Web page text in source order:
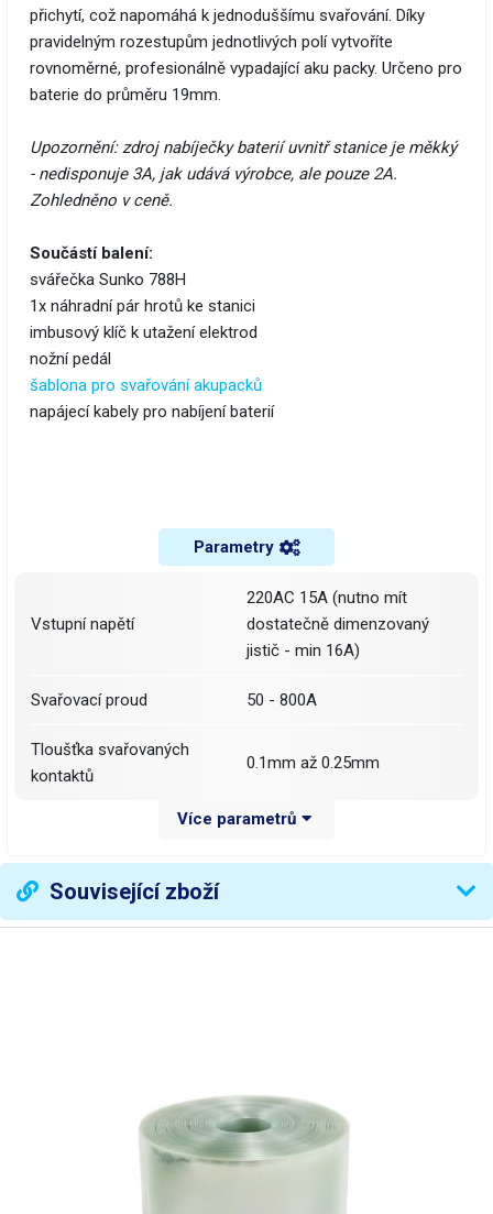
přichytí, což napomáhá k jednoduššímu svařování. Díky
pravidelným rozestupům jednotlivých polí vytvoříte
rovnoměrné, profesionálně vypadající aku packy. Určeno pro
baterie do průměru 19mm.
Upozornění: zdroj nabíječky baterií uvnitř stanice je měkký
- nedisponuje 3A, jak udává výrobce, ale pouze 2A.
Zohledněno v ceně.
Součástí balení:
svářečka Sunko 788H
1x náhradní pár hrotů ke stanici
imbusový klíč k utažení elektrod
nožní pedál
šablona pro svařování akupacků
napájecí kabely pro nabíjení baterií
Parametry
Vstupní napětí
220AC 15A (nutno mít
dostatečně dimenzovaný
jistič - min 16A)
Svařovací proud 50 - 800A
Tloušťka svařovaných
kontaktů
0.1mm až 0.25mm
1 - 2 pulsy
Více parametrů
Související zboží